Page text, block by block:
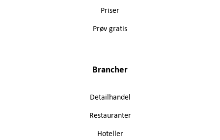
Priser
Prøv gratis
Brancher
Detailhandel
Restauranter
Hoteller